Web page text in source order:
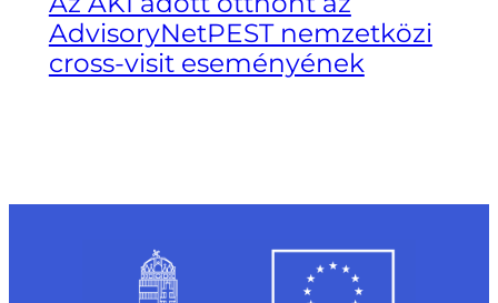
AdvisoryNetPEST nemzetközi
cross-visit eseményének